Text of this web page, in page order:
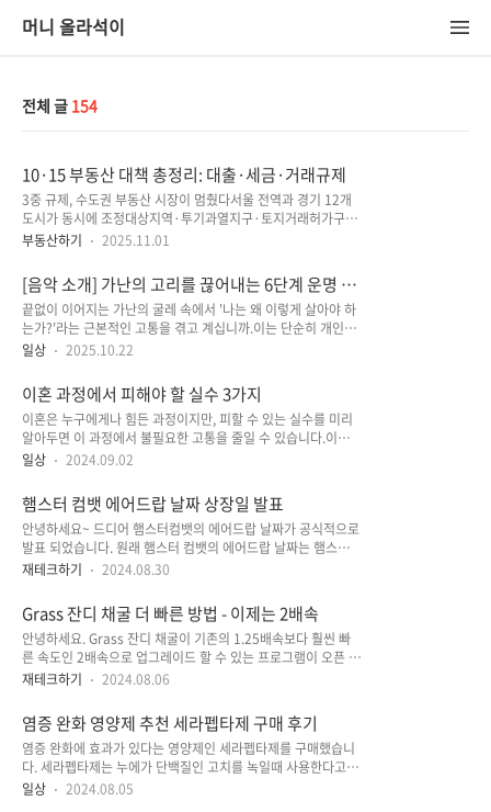
머니 올라석이
전체 글 154
10·15 부동산 대책 총정리: 대출·세금·거래규제
3중 규제, 수도권 부동산 시장이 멈췄다서울 전역과 경기 12개
도시가 동시에 조정대상지역·투기과열지구·토지거래허가구역
으로 지정됐습니다.이는 수도권 주택시장을 사실상 전면 규제 체
아닌 자본 재배치 정책으로 보고 있습니다.부동산에 집중된 자금
을 차단해, 실물·금융시장으로의 이동을 유도하는 것이 핵심입
니다.배경에는 세 가지 흐름이 있습니다.가계부채 급증으로 인한
금융 안정성 위협수도권 중심 자산 양극화 확대단기 차익 매매
(갭투자) 확산결국 정부는 ‘대출을 조이고, 거래를 묶고, 세금을
화, 레버리지 투자 막히다10·15 대책의 핵심은 레버리지 차단
입니다.주택담보대출(LTV)은 무주택..
부동산하기 2025.11.01
[음악 소개] 가난의 고리를 끊어내는 6단계 운명 전
환 음악 (돈복, 재물운 상승)
끝없이 이어지는 가난의 굴레 속에서 '나는 왜 이렇게 살아야 하
는가?'라는 근본적인 고통을 겪고 계십니까.이는 단순히 개인의
노력이 부족해서가 아닐 수도 있습니다. 우리가 알지 못하는 인
늘 소개할 이 음악은, 듣는 이의 대(代)에서 그 지긋지긋한 '가난
의 고리'를 끊어내기 위해 특별히 구성된 신성한 '운명 전환 의
식'입니다. 운명 전환을 위한 파동 음악 서사시이 음악은 총 6단
계의 드라마틱한 서사 구조를 따릅니다.절망적인 '운명의 사
슬'에 묶인 상태에서 시작하여, 운명에 '저항'하고 마침내 그 '사
어 '황금 들녘'을 일구기까지의 여정을 소리로 담아냈습니다.각
단계별 구성은..
일상 2025.10.22
이혼 과정에서 피해야 할 실수 3가지
이혼은 누구에게나 힘든 과정이지만, 피할 수 있는 실수를 미리
알아두면 이 과정에서 불필요한 고통을 줄일 수 있습니다.이혼
과정에서 흔히 발생할 수 있는 실수 3가지와 이를 피하는 방법에
이혼은 인생에서 가장 어려운 결정 중 하나일 수 있습니다. 감정
적으로, 법적으로, 재정적으로 복잡한 과정을 거치게 되는데, 이
과정에서 발생하는 실수는 상황을 더 악화시킬 수 있습니다. 오
늘은 이혼 과정에서 흔히 저지르는 실수 3가지와, 이를 어떻게
피할 수 있는지에 대해 알아보겠습니다. 1. 감정에 휘둘려 중요
분노, 슬픔, 좌절 등 다양한 감정이 밀려올 수 있으며, 이러한 감
정에 휘둘려 중요한 결정..
일상 2024.09.02
햄스터 컴뱃 에어드랍 날짜 상장일 발표
안녕하세요~ 드디어 햄스터컴뱃의 에어드랍 날짜가 공식적으로
발표 되었습니다. 원래 햄스터 컴뱃의 에어드랍 날짜는 햄스터컴
뱃의 로드맵에서 2024년 7월이라고 표기 되었었습니다. 하지만
참 많이 하셨습니다. 지난 포스팅에서도 많이 말씀 드렸지만 무
료 채굴 코인들의 에어드랍은 할 수도 있고 안할 수도 있습니
다. 그래서 에어드랍 가능성이 높은 채굴 코인들만 골라서 소개
를 했던 것 입니다. 그 중에 햄스터컴뱃은 에어드랍 가능성이 제
일 높았었습니다. 에어드랍은 개발일정, 거래소일정등 많은 고
많습니다. 무료 채굴 코인들은 조바심을 가지지 말고 기대도 하
지말고 묵묵히 습관처럼 채굴하시면 마음..
재테크하기 2024.08.30
Grass 잔디 채굴 더 빠른 방법 - 이제는 2배속
안녕하세요. Grass 잔디 채굴이 기존의 1.25배속보다 훨씬 빠
른 속도인 2배속으로 업그레이드 할 수 있는 프로그램이 오픈 되
었습니다.빠른 채굴 방법인 2배속 프로그램은 grass 코인 대시
했었는데 이번에는 Pc 프로그램으로 채굴이 가능합니다.한번만
설치하면 pc를 켤때마다 자동으로 실행되니 엄청 편하게 채굴
할 수 있습니다. Grass 코인 채굴은 아래 링크를 통해서 시작할
수 있습니다.https://app.getgrass.io/register/?
referralCode=xSLw9XOKDff5QKF Grass: Earn a Stake
재테크하기 2024.08.06
염증 완화 영양제 추천 세라펩타제 구매 후기
염증 완화에 효과가 있다는 영양제인 세라펩타제를 구매했습니
다. 세라펩타제는 누에가 단백질인 고치를 녹일때 사용한다고 합
니다.그래서 세라펩타제를 먹으면 기능을 다하거나 염증으로 변
일상 2024.08.05